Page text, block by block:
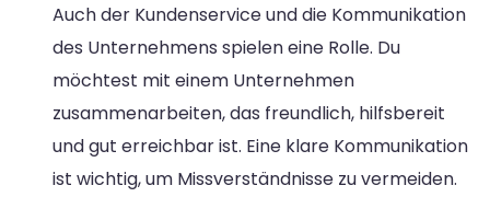
Auch der Kundenservice und die Kommunikation
des Unternehmens spielen eine Rolle. Du
möchtest mit einem Unternehmen
zusammenarbeiten, das freundlich, hilfsbereit
und gut erreichbar ist. Eine klare Kommunikation
ist wichtig, um Missverständnisse zu vermeiden.